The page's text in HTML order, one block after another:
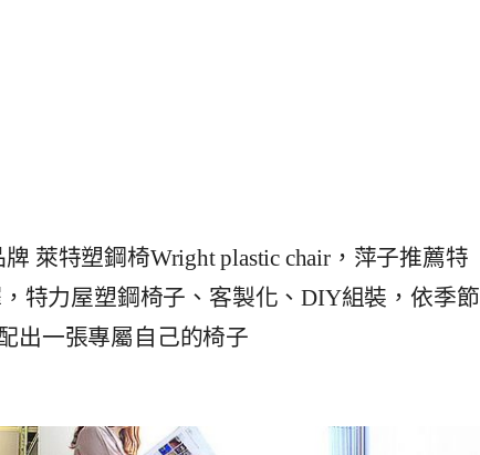
萊特塑鋼椅Wright plastic chair，萍子推薦特
特力屋塑鋼椅子、客製化、DIY組裝，依季節
出一張專屬自己的椅子